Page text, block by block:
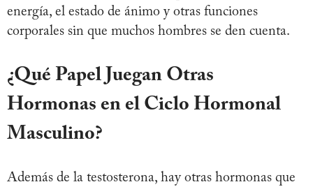
energía, el estado de ánimo y otras funciones
corporales sin que muchos hombres se den cuenta.
¿Qué Papel Juegan Otras
Hormonas en el Ciclo Hormonal
Masculino?
Además de la testosterona, hay otras hormonas que